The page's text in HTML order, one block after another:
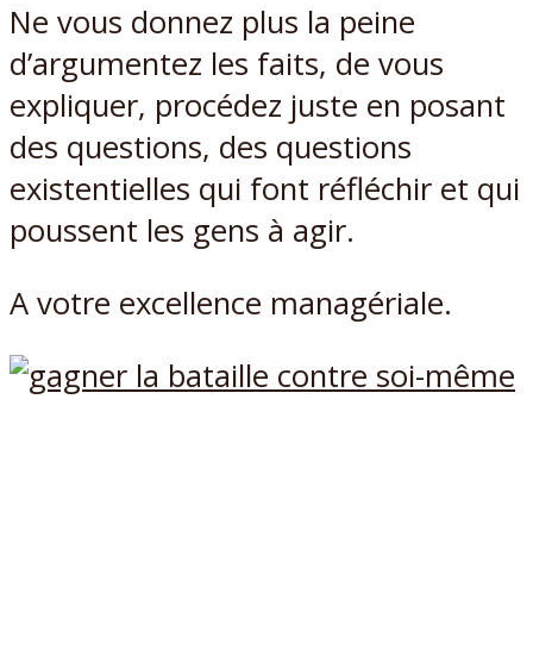
Ne vous donnez plus la peine
d’argumentez les faits, de vous
expliquer, procédez juste en posant
des questions, des questions
existentielles qui font réfléchir et qui
poussent les gens à agir.
A votre excellence managériale.